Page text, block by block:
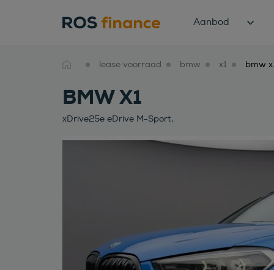
Aanbod
lease voorraad bmw x1
BMW X1
xDrive25e eDrive M-Sport,